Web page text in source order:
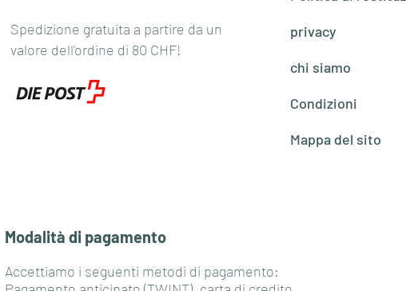
Spedizione gratuita a partire da un
valore dell'ordine di 80 CHF!
privacy
chi siamo
Condizioni
Mappa del sito
Modalità di pagamento
Accettiamo i seguenti metodi di pagamento: